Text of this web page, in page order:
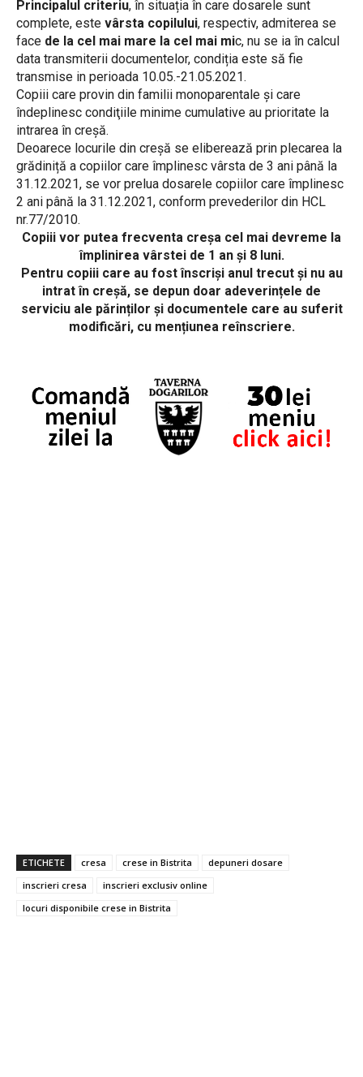
Principalul criteriu, în situația în care dosarele sunt
complete, este vârsta copilului, respectiv, admiterea se
face de la cel mai mare la cel mai mic, nu se ia în calcul
data transmiterii documentelor, condiția este să fie
transmise in perioada 10.05.-21.05.2021.
Copiii care provin din familii monoparentale şi care
îndeplinesc condiţiile minime cumulative au prioritate la
intrarea în creşă.
Deoarece locurile din creșă se eliberează prin plecarea la
grădiniță a copiilor care împlinesc vârsta de 3 ani până la
31.12.2021, se vor prelua dosarele copiilor care împlinesc
2 ani până la 31.12.2021, conform prevederilor din HCL
nr.77/2010.
Copiii vor putea frecventa creșa cel mai devreme la
împlinirea vârstei de 1 an și 8 luni.
Pentru copiii care au fost înscriși anul trecut și nu au
intrat în creșă, se depun doar adeverințele de
serviciu ale părinților și documentele care au suferit
modificări, cu mențiunea reînscriere.
ETICHETE cresa crese in Bistrita
depuneri dosare
inscrieri cresa
inscrieri exclusiv online
locuri disponibile crese in Bistrita